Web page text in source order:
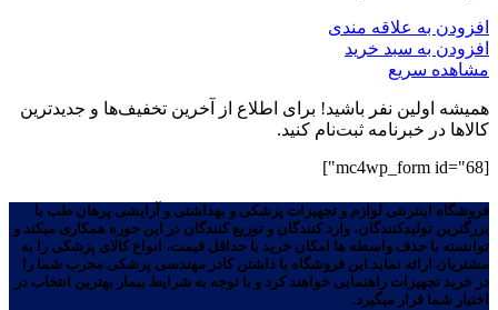
افزودن به علاقه مندی
افزودن به سبد خرید
مشاهده سریع
همیشه اولین نفر باشید! برای اطلاع از آخرین تخفیف‌ها و جدیدترین
کالاها در خبرنامه ثبت‌نام کنید.
[mc4wp_form id="68"]
فروشگاه اینترنتی لوازم و تجهیزات پزشکی و بهداشتی و آرایشی پرهان طب با
بزرگترین تولیدکنندگان، وارد کنندگان و توزیع کنندگان در این حوزه همکاری میکند و
توانسته با حذف واسطه ها امکان خرید با حداقل قیمت، انواع کالای پزشکی را به
مشتریان ارائه نماید.این فروشگاه با داشتن کادر مهندسی پزشکی مجرب شما را
در خرید تجهیزات راهنمایی خواهند کرد و با توجه به شرایط بیمار بهترین انتخاب در
اختیار شما قرار میگیرد.